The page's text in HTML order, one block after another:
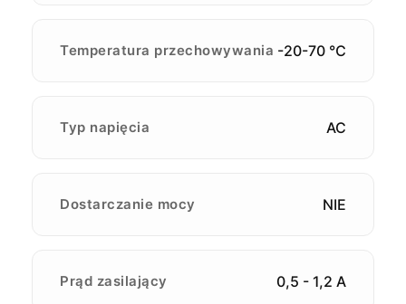
Temperatura przechowywania -20-70 ℃
Typ napięcia AC
Dostarczanie mocy NIE
Prąd zasilający 0,5 - 1,2 A